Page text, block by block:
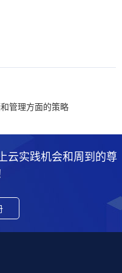
管理方面的策略
云实践机会和周到的尊